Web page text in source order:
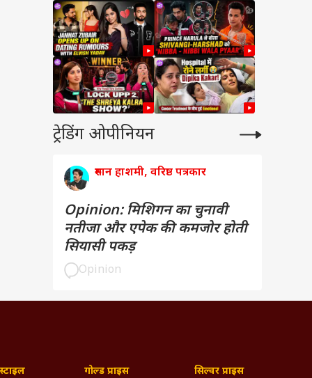
ट्रेडिंग ओपीनियन
रुमान हाशमी, वरिष्ठ पत्रकार
Opinion: मिशिगन का चुनावी
नतीजा और एपेक की कमजोर होती
सियासी पकड़
Opinion
गोल्ड प्राइस सिल्वर प्राइस